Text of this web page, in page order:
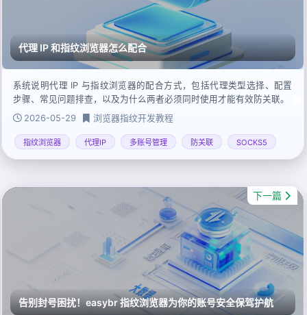
代理 IP 和指纹浏览器怎么配合
系统说明代理 IP 与指纹浏览器的配合方式，包括代理类型选择、配置
步骤、常见问题排查，以及为什么两者必须同时使用才能有效防关联。
2026-05-29
浏览器指纹开发教程
指纹浏览器 代理IP 多账号管理 防关联 SOCKS5
下一篇
告别封号困扰！easybr 指纹浏览器为你的账号安全保驾护航